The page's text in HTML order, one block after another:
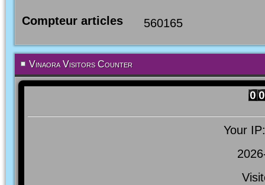
Compteur articles 560165
Vinaora Visitors Counter
Your